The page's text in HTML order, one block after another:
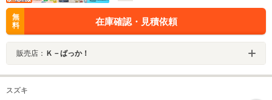
無
料
在庫確認・見積依頼
販売店： Ｋ－ばっか！
スズキ